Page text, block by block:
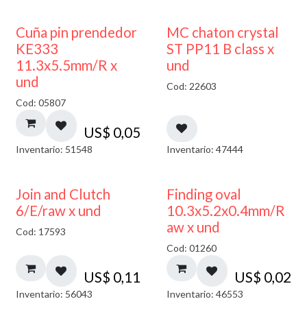
Cuña pin prendedor
KE333
11.3x5.5mm/R x
und
Cod: 05807
US$ 0,05
Inventario: 51548
MC chaton crystal
ST PP11 B class x
und
Cod: 22603
Inventario: 47444
Join and Clutch
6/E/raw x und
Cod: 17593
US$ 0,11
Inventario: 56043
Finding oval
10.3x5.2x0.4mm/R
aw x und
Cod: 01260
US$ 0,02
Inventario: 46553